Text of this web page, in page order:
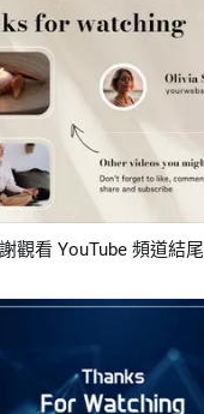
預覽 AI剪同款
觀看 YouTube 頻道結尾